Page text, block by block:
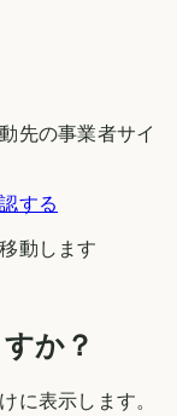
先の事業者サイ
する
動します
か？
に表示します。